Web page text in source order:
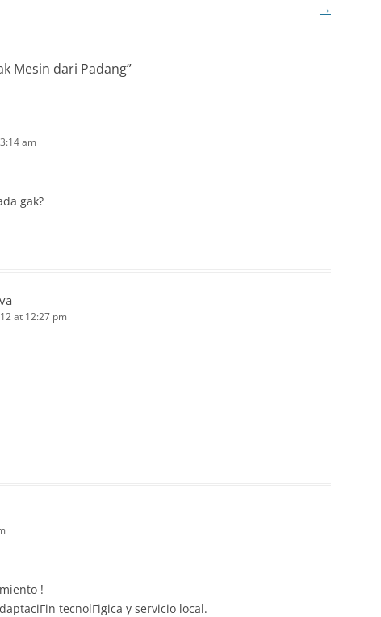
→
Mesin dari Padang”
am
gak?
at 12:27 pm
!
tecnolГіgica y servicio local.